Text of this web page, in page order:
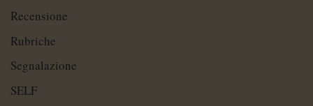
Recensione
Rubriche
Segnalazione
SELF